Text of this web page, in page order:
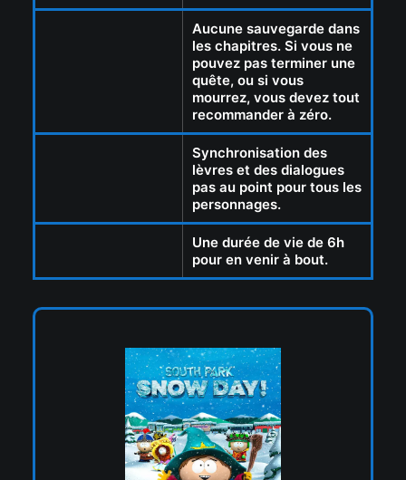
Aucune sauvegarde dans
les chapitres. Si vous ne
pouvez pas terminer une
quête, ou si vous
mourrez, vous devez tout
recommander à zéro.
Synchronisation des
lèvres et des dialogues
pas au point pour tous les
personnages.
Une durée de vie de 6h
pour en venir à bout.